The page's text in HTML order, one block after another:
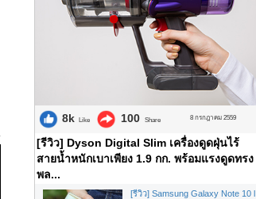
8k Like 100 Share 8 กรกฎาคม 2559
[รีวิว] Dyson Digital Slim เครื่องดูดฝุ่นไร้
สายน้ำหนักเบาเพียง 1.9 กก. พร้อมแรงดูดทรง
พล...
[รีวิว] Samsung Galaxy Note 10 l